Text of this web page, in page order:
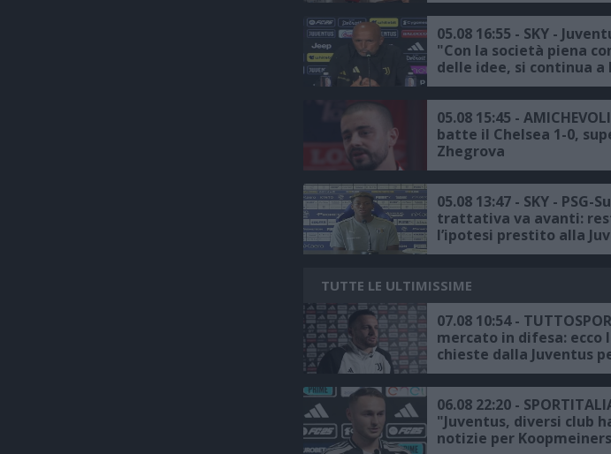
05.08 16:55 - SKY -
"Con la società piena
delle idee, si continua
maniera corretta"
05.08 15:45 -
batte il Chelsea 1-0,
Zhegrova
05.08 13:47 - SKY - PSG-
trattativa va avanti:
l’ipotesi prestito alla
TUTTE LE ULTIMISSIME
07.08 10:54 -
mercato in difesa: ecco
chieste dalla Juventus
06.08 22:20 -
"Juventus, diversi club
notizie per